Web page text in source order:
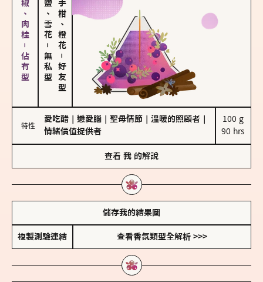
胡椒、肉桂－佔有型 海鹽、雪花
－
無私型
佛手柑、橙花
－
好友型
特性
愛吃醋 戀愛腦 聖母情節 溫暖的照顧者
情緒價值提供者
100 g
90 hrs
查看 我 的解說
儲存我的結果圖
複製測驗連結 查看香氛類型全解析 >>>